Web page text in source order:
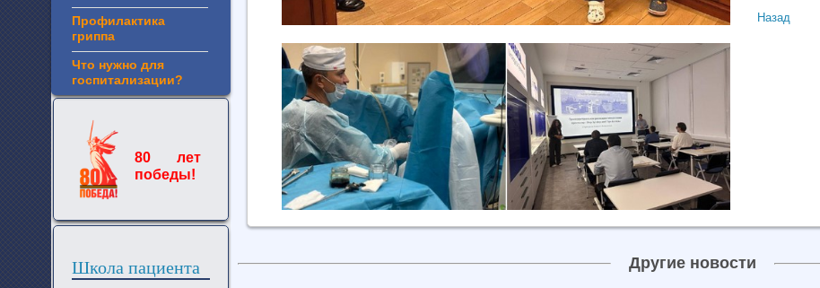
Профилактика
гриппа
Что нужно для
госпитализации?
80 лет
победы!
Школа пациента
Назад
Другие новости